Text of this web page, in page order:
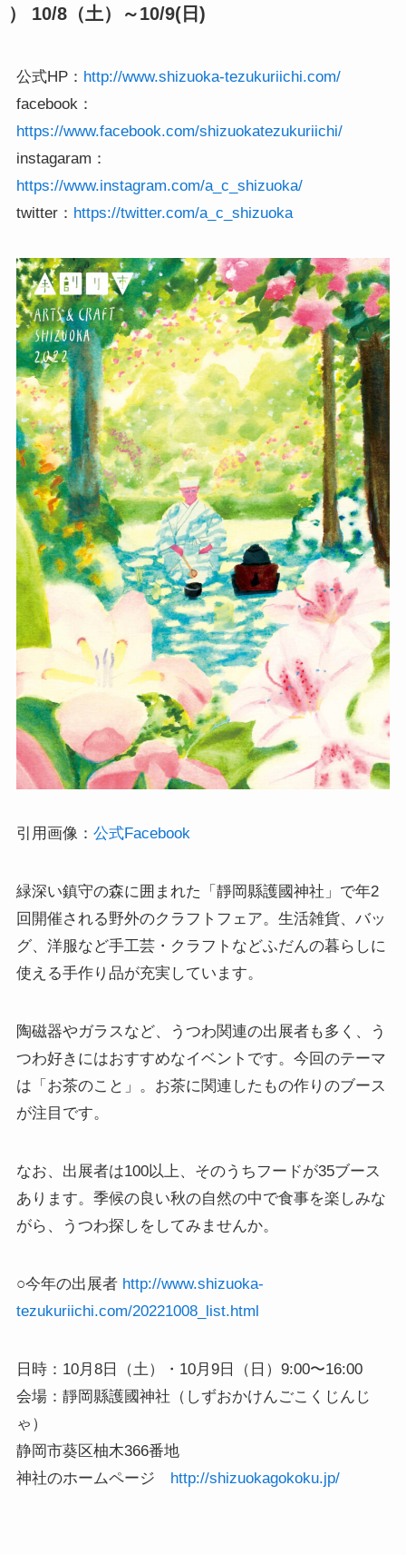
） 10/8（土）～10/9(日)
公式HP： http://www.shizuoka-tezukuriichi.com/
facebook：
https://www.facebook.com/shizuokatezukuriichi/
instagaram：
https://www.instagram.com/a_c_shizuoka/
twitter： https://twitter.com/a_c_shizuoka
引用画像： 公式Facebook
緑深い鎮守の森に囲まれた「靜岡縣護國神社」で年2
回開催される野外のクラフトフェア。生活雑貨、バッ
グ、洋服など手工芸・クラフトなどふだんの暮らしに
使える手作り品が充実しています。
陶磁器やガラスなど、うつわ関連の出展者も多く、う
つわ好きにはおすすめなイベントです。今回のテーマ
は「お茶のこと」。お茶に関連したもの作りのブース
が注目です。
なお、出展者は100以上、そのうちフードが35ブース
あります。季候の良い秋の自然の中で食事を楽しみな
がら、うつわ探しをしてみませんか。
○今年の出展者 http://www.shizuoka-
tezukuriichi.com/20221008_list.html
日時：10月8日（土）・10月9日（日）9:00〜16:00
会場：靜岡縣護國神社（しずおかけんごこくじんじ
ゃ）
静岡市葵区柚木366番地
神社のホームページ http://shizuokagokoku.jp/